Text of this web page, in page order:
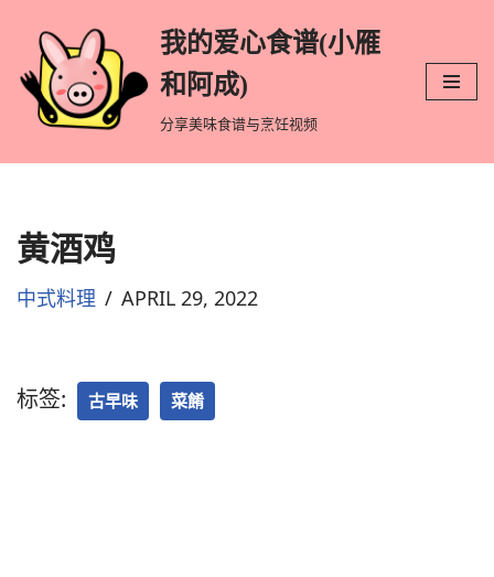
跳
至
文
我的爱心食谱(小雁
和阿成)
分享美味食谱与烹饪视频
黄酒鸡
中式料理 APRIL 29, 2022
标签: 古早味 菜餚